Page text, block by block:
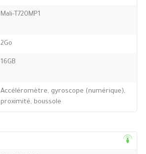
Mali-T720MP1
2Go
16GB
Accéléromètre, gyroscope (numérique),
proximité, boussole